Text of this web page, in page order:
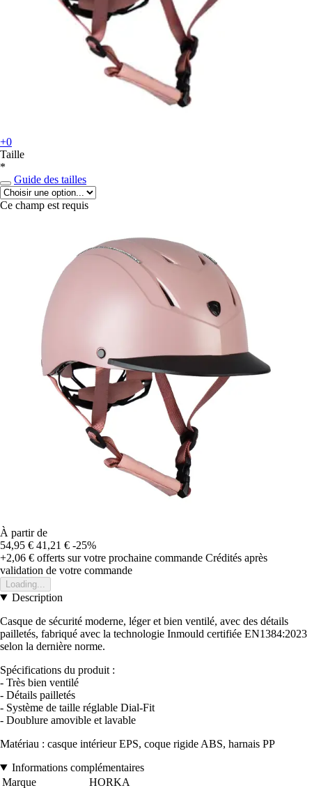
+0
Taille
*
Guide des tailles
Ce champ est requis
À partir de
54,95 € 41,21 € -25%
+2,06 € offerts sur votre prochaine commande Crédités après
validation de votre commande
Loading...
Description
Casque de sécurité moderne, léger et bien ventilé, avec des détails
pailletés, fabriqué avec la technologie Inmould certifiée EN1384:2023
selon la dernière norme.
Spécifications du produit :
- Très bien ventilé
- Détails pailletés
- Système de taille réglable Dial-Fit
- Doublure amovible et lavable
Matériau : casque intérieur EPS, coque rigide ABS, harnais PP
Informations complémentaires
Marque
HORKA